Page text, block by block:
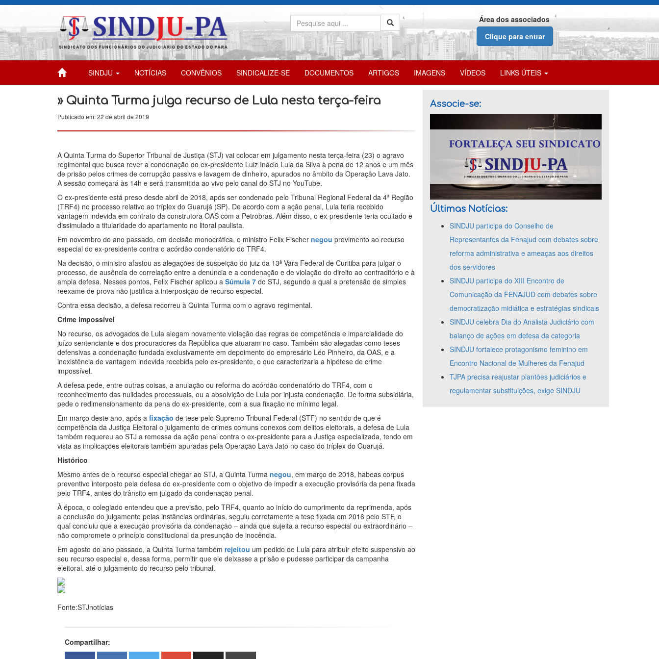
Área dos associados
Clique para entrar
SINDJU NOTÍCIAS CONVÊNIOS SINDICALIZE-SE DOCUMENTOS ARTIGOS IMAGENS VÍDEOS LINKS ÚTEIS
» Quinta Turma julga recurso de Lula nesta terça-feira
Publicado em: 22 de abril de 2019
A Quinta Turma do Superior Tribunal de Justiça (STJ) vai colocar em julgamento nesta terça-feira (23) o agravo
regimental que busca rever a condenação do ex-presidente Luiz Inácio Lula da Silva à pena de 12 anos e um mês
de prisão pelos crimes de corrupção passiva e lavagem de dinheiro, apurados no âmbito da Operação Lava Jato.
A sessão começará às 14h e será transmitida ao vivo pelo canal do STJ no YouTube.
O ex-presidente está preso desde abril de 2018, após ser condenado pelo Tribunal Regional Federal da 4ª Região
(TRF4) no processo relativo ao tríplex do Guarujá (SP). De acordo com a ação penal, Lula teria recebido
vantagem indevida em contrato da construtora OAS com a Petrobras. Além disso, o ex-presidente teria ocultado e
dissimulado a titularidade do apartamento no litoral paulista.
Em novembro do ano passado, em decisão monocrática, o ministro Felix Fischer negou provimento ao recurso
especial do ex-presidente contra o acórdão condenatório do TRF4.
Na decisão, o ministro afastou as alegações de suspeição do juiz da 13ª Vara Federal de Curitiba para julgar o
processo, de ausência de correlação entre a denúncia e a condenação e de violação do direito ao contraditório e à
ampla defesa. Nesses pontos, Felix Fischer aplicou a Súmula 7 do STJ, segundo a qual a pretensão de simples
reexame de prova não justifica a interposição de recurso especial.
Contra essa decisão, a defesa recorreu à Quinta Turma com o agravo regimental.
Crime impossível
No recurso, os advogados de Lula alegam novamente violação das regras de competência e imparcialidade do
juízo sentenciante e dos procuradores da República que atuaram no caso. Também são alegadas como teses
defensivas a condenação fundada exclusivamente em depoimento do empresário Léo Pinheiro, da OAS, e a
inexistência de vantagem indevida recebida pelo ex-presidente, o que caracterizaria a hipótese de crime
impossível.
A defesa pede, entre outras coisas, a anulação ou reforma do acórdão condenatório do TRF4, com o
reconhecimento das nulidades processuais, ou a absolvição de Lula por injusta condenação. De forma subsidiária,
pede o redimensionamento da pena do ex-presidente, com a sua fixação no mínimo legal.
Em março deste ano, após a fixação de tese pelo Supremo Tribunal Federal (STF) no sentido de que é
competência da Justiça Eleitoral o julgamento de crimes comuns conexos com delitos eleitorais, a defesa de Lula
também requereu ao STJ a remessa da ação penal contra o ex-presidente para a Justiça especializada, tendo em
vista as implicações eleitorais também apuradas pela Operação Lava Jato no caso do tríplex do Guarujá.
Histórico
Mesmo antes de o recurso especial chegar ao STJ, a Quinta Turma negou, em março de 2018, habeas corpus
preventivo interposto pela defesa do ex-presidente com o objetivo de impedir a execução provisória da pena fixada
pelo TRF4, antes do trânsito em julgado da condenação penal.
À época, o colegiado entendeu que a previsão, pelo TRF4, quanto ao início do cumprimento da reprimenda, após
a conclusão do julgamento pelas instâncias ordinárias, seguiu corretamente a tese fixada em 2016 pelo STF, o
qual concluiu que a execução provisória da condenação – ainda que sujeita a recurso especial ou extraordinário –
não compromete o princípio constitucional da presunção de inocência.
Em agosto do ano passado, a Quinta Turma também rejeitou um pedido de Lula para atribuir efeito suspensivo ao
seu recurso especial e, dessa forma, permitir que ele deixasse a prisão e pudesse participar da campanha
eleitoral, até o julgamento do recurso pelo tribunal.
Fonte:STJnotícias
Compartilhar:
Associe-se:
Últimas Notícias:
SINDJU participa do Conselho de
Representantes da Fenajud com debates sobre
reforma administrativa e ameaças aos direitos
dos servidores
SINDJU participa do XIII Encontro de
Comunicação da FENAJUD com debates sobre
democratização midiática e estratégias sindicais
SINDJU celebra Dia do Analista Judiciário com
balanço de ações em defesa da categoria
SINDJU fortalece protagonismo feminino em
Encontro Nacional de Mulheres da Fenajud
TJPA precisa reajustar plantões judiciários e
regulamentar substituições, exige SINDJU